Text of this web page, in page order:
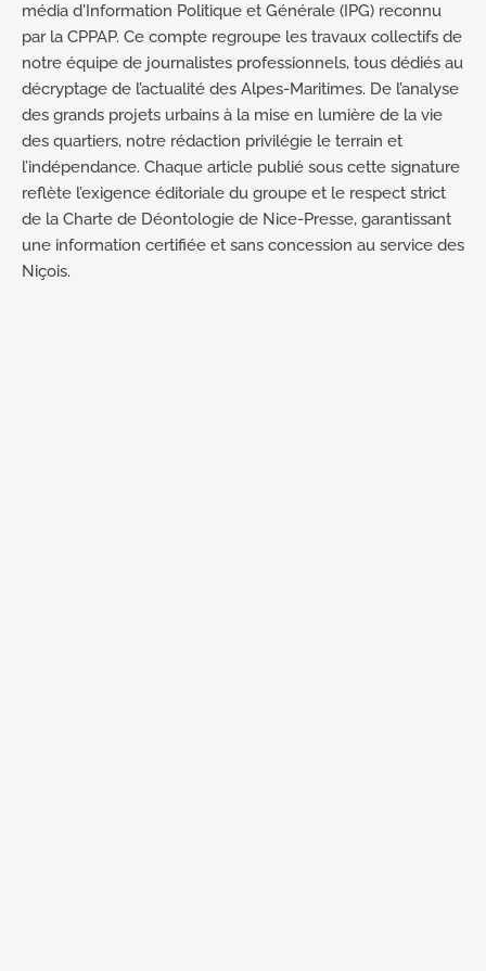
média d'Information Politique et Générale (IPG) reconnu
par la CPPAP. Ce compte regroupe les travaux collectifs de
notre équipe de journalistes professionnels, tous dédiés au
décryptage de l’actualité des Alpes-Maritimes. De l’analyse
des grands projets urbains à la mise en lumière de la vie
des quartiers, notre rédaction privilégie le terrain et
l’indépendance. Chaque article publié sous cette signature
reflète l’exigence éditoriale du groupe et le respect strict
de la Charte de Déontologie de Nice-Presse, garantissant
une information certifiée et sans concession au service des
Niçois.